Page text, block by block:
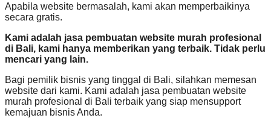
Apabila website bermasalah, kami akan memperbaikinya
secara gratis.
Kami adalah jasa pembuatan website murah profesional
di Bali, kami hanya memberikan yang terbaik. Tidak perlu
mencari yang lain.
Bagi pemilik bisnis yang tinggal di Bali, silahkan memesan
website dari kami. Kami adalah jasa pembuatan website
murah profesional di Bali terbaik yang siap mensupport
kemajuan bisnis Anda.